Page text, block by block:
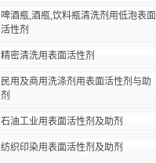
啤酒瓶,酒瓶,饮料瓶清洗剂用低泡表面
活性剂
精密清洗用表面活性剂
民用及商用洗涤剂用表面活性剂与助
剂
石油工业用表面活性剂及助剂
纺织印染用表面活性剂及助剂